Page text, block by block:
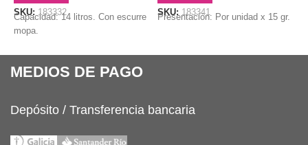
SKU: 183332
Capacidad: 14 litros. Con escurre
mopa.
SKU: 183341
Presentación: Por unidad x 15 gr.
MEDIOS DE PAGO
Depósito / Transferencia bancaria